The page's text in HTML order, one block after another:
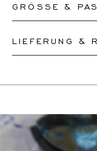
GRÖSSE &
Unsere Ringe sind
Wenn Sie sich
auszuwählen.
E-Mail helfen, die
LIEFERUNG &
zurückgeben oder
Wenn eine